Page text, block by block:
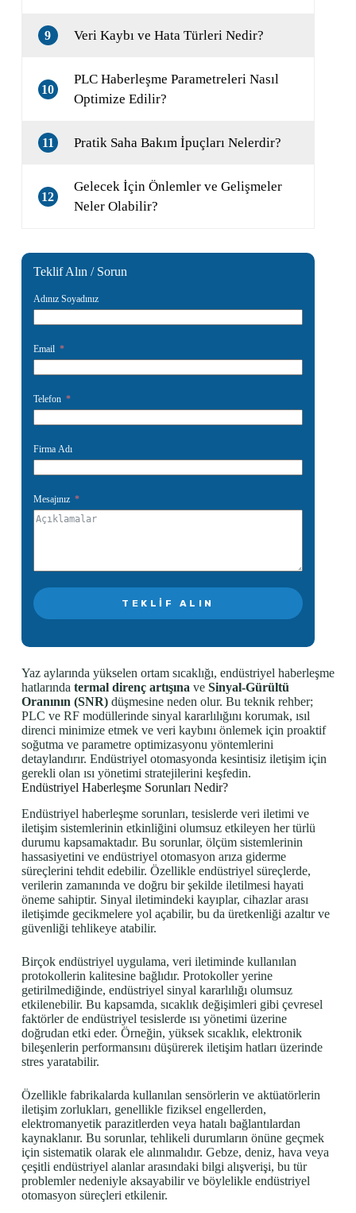
9 Veri Kaybı ve Hata Türleri Nedir?
10
PLC Haberleşme Parametreleri Nasıl
Optimize Edilir?
11 Pratik Saha Bakım İpuçları Nelerdir?
12
Gelecek İçin Önlemler ve Gelişmeler
Neler Olabilir?
Teklif Alın / Sorun
Adınız Soyadınız
Email
Telefon
Firma Adı
Mesajınız
TEKLIF ALIN
Yaz aylarında yükselen ortam sıcaklığı, endüstriyel haberleşme
hatlarında termal direnç artışına ve Sinyal-Gürültü
Oranının (SNR)düşmesine neden olur. Bu teknik rehber;
PLC ve RF modüllerinde sinyal kararlılığını korumak, ısıl
direnci minimize etmek ve veri kaybını önlemek için proaktif
soğutma ve parametre optimizasyonu yöntemlerini
detaylandırır. Endüstriyel otomasyonda kesintisiz iletişim için
gerekli olan ısı yönetimi stratejilerini keşfedin.
Endüstriyel Haberleşme Sorunları Nedir?
Endüstriyel haberleşme sorunları, tesislerde veri iletimi ve
iletişim sistemlerinin etkinliğini olumsuz etkileyen her türlü
durumu kapsamaktadır. Bu sorunlar, ölçüm sistemlerinin
hassasiyetini ve endüstriyel otomasyon arıza giderme
süreçlerini tehdit edebilir. Özellikle endüstriyel süreçlerde,
verilerin zamanında ve doğru bir şekilde iletilmesi hayati
öneme sahiptir. Sinyal iletimindeki kayıplar, cihazlar arası
iletişimde gecikmelere yol açabilir, bu da üretkenliği azaltır ve
güvenliği tehlikeye atabilir.
Birçok endüstriyel uygulama, veri iletiminde kullanılan
protokollerin kalitesine bağlıdır. Protokoller yerine
getirilmediğinde, endüstriyel sinyal kararlılığı olumsuz
etkilenebilir. Bu kapsamda, sıcaklık değişimleri gibi çevresel
faktörler de endüstriyel tesislerde ısı yönetimi üzerine
doğrudan etki eder. Örneğin, yüksek sıcaklık, elektronik
bileşenlerin performansını düşürerek iletişim hatları üzerinde
stres yaratabilir.
Özellikle fabrikalarda kullanılan sensörlerin ve aktüatörlerin
iletişim zorlukları, genellikle fiziksel engellerden,
elektromanyetik parazitlerden veya hatalı bağlantılardan
kaynaklanır. Bu sorunlar, tehlikeli durumların önüne geçmek
için sistematik olarak ele alınmalıdır. Gebze, deniz, hava veya
çeşitli endüstriyel alanlar arasındaki bilgi alışverişi, bu tür
problemler nedeniyle aksayabilir ve böylelikle endüstriyel
otomasyon süreçleri etkilenir.